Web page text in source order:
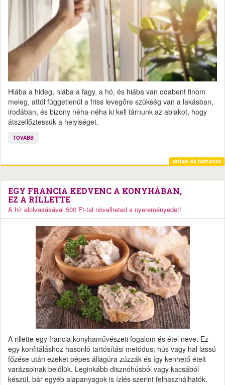
Hiába a hideg, hiába a fagy, a hó, és hiába van odabent finom
meleg, attól függetlenül a friss levegőre szükség van a lakásban,
irodában, és bizony néha-néha ki kell tárnunk az ablakot, hogy
átszellőztessük a helyiséget.
TOVÁBB
otthon és háztartás
EGY FRANCIA KEDVENC A KONYHÁBAN,
EZ A RILLETTE
A hír elolvasásával 500 Ft-tal növelheted a nyereményedet!
A rillette egy francia konyhaművészeti fogalom és étel neve. Ez
egy konfitáláshoz hasonló tartósítási metódus; hús vagy hal lassú
főzése után ezeket pépes állagúra zúzzák és így kenhető ételt
varázsolnak belőlük. Leginkább disznóhúsból vagy kacsából
készül, bár egyéb alapanyagok is ízlés szerint felhasználhatók.